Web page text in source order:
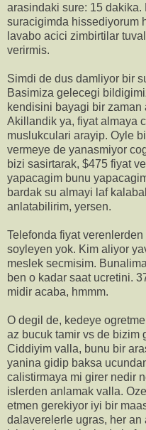
arasindaki sure: 15
suracigimda hissediyorum
lavabo acici zimbirtilar
verirmis.
Simdi de dus damliyor bir
Basimiza gelecegi
kendisini bayagi bir
Akillandik ya, fiyat almaya
muslukculari arayip. Oyle
vermeye de yanasmiyor
bizi sasirtarak, $475 fiyat
yapacagim bunu
bardak su almayi laf
anlatabilirim, yersen.
Telefonda fiyat
soyleyen yok. Kim aliyor
meslek secmisim.
ben o kadar saat ucretini.
midir acaba, hmmm.
O degil de, kedeye
az bucuk tamir vs de bizim
Ciddiyim valla, bunu bir
yanina gidip baksa
calistirmaya mi girer nedir
islerden anlamak valla.
etmen gerekiyor iyi bir
dalaverelerle ugras, her